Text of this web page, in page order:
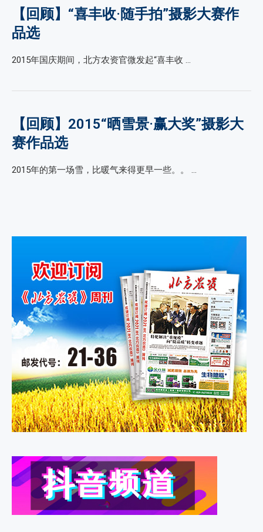
【回顾】“喜丰收·随手拍”摄影大赛作
品选
2015年国庆期间，北方农资官微发起“喜丰收 …
【回顾】2015“晒雪景·赢大奖”摄影大
赛作品选
2015年的第一场雪，比暖气来得更早一些。。 …